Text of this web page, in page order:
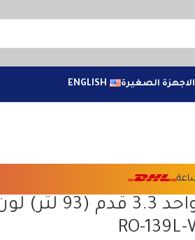
الاجهزة الصغيرة ENGLISH
ثلاجة أرو باب واحد 3.3 قدم (93